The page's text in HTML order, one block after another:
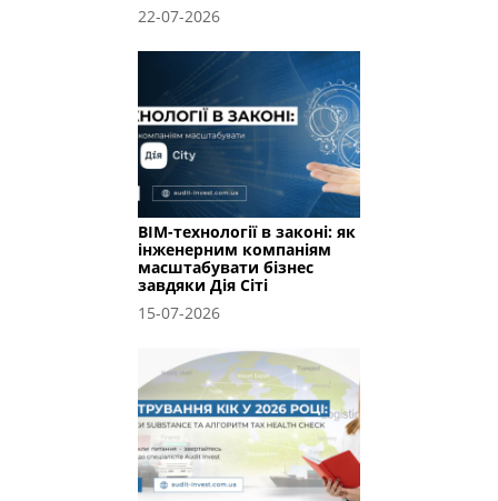
22-07-2026
BIM-технології в законі: як
інженерним компаніям
масштабувати бізнес
завдяки Дія Сіті
15-07-2026